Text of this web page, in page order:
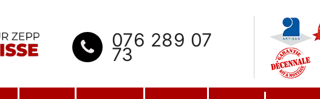
076 289 07
73